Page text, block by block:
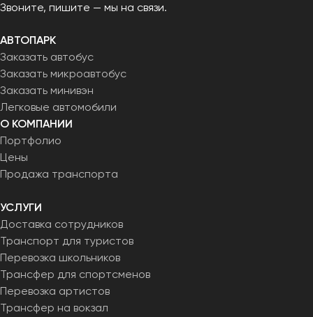
Звоните, пишите — мы на связи.
АВТОПАРК
Заказать автобус
Заказать микроавтобус
Заказать минивэн
Легковые автомобили
О КОМПАНИИ
Портфолио
Цены
Продажа транспорта
УСЛУГИ
Доставка сотрудников
Транспорт для туристов
Перевозка школьников
Трансфер для спортсменов
Перевозка артистов
Трансфер на вокзал